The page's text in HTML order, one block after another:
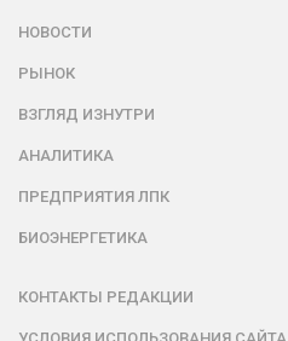
НОВОСТИ
РЫНОК
ВЗГЛЯД ИЗНУТРИ
АНАЛИТИКА
ПРЕДПРИЯТИЯ ЛПК
БИОЭНЕРГЕТИКА
КОНТАКТЫ РЕДАКЦИИ